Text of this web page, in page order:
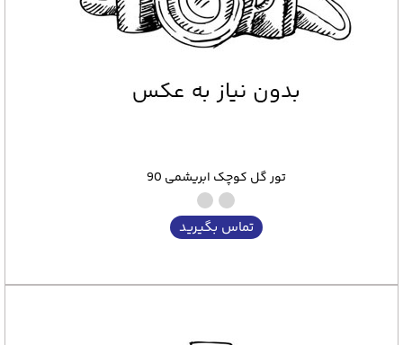
تور گل کوچک ابریشمی 90
تماس بگیرید